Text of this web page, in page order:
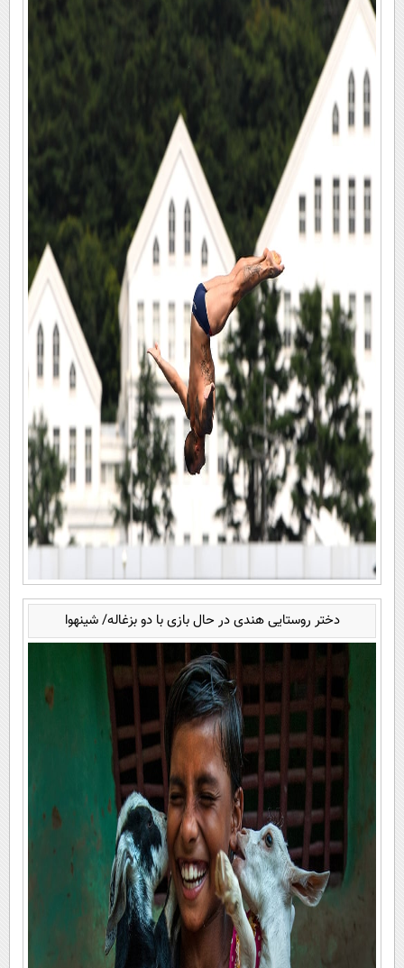
دختر روستایی هندی در حال بازی با دو بزغاله/ شینهوا